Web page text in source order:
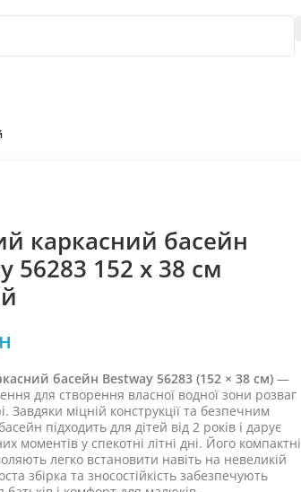
каркасний басейн
56283 152 х 38 см
басейн Bestway 56283 (152 × 38 см)—
для створення власної водної зони розваг
Завдяки міцній конструкції та безпечним
підходить для дітей від 2 років і дарує
моментів у спекотні літні дні. Його компактні
легко встановити навіть на невеликій
збірка та зносостійкість забезпечують